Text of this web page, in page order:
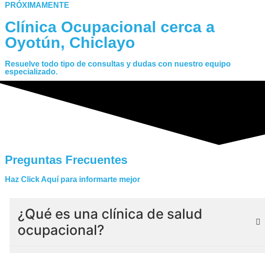
PRÓXIMAMENTE
Clínica Ocupacional cerca a
Oyotún, Chiclayo
Resuelve todo tipo de consultas y dudas con nuestro equipo
especializado.
Preguntas Frecuentes
Haz Click Aquí para informarte mejor
¿Qué es una clínica de salud
ocupacional?